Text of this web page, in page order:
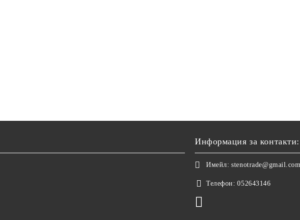
Информация за контакти:
Имейл:
Телефон: 052643146